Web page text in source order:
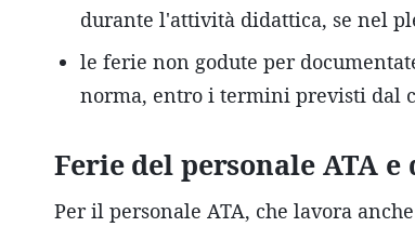
durante l'attività didattica, se nel
le ferie non godute per
norma, entro i termini previsti dal
Ferie del personale ATA
Per il personale ATA, che lavora